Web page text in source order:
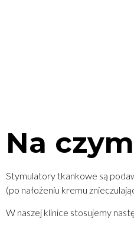
Na
Stymulatory tkankowe są
(po nałożeniu kremu
W naszej klinice stosujemy